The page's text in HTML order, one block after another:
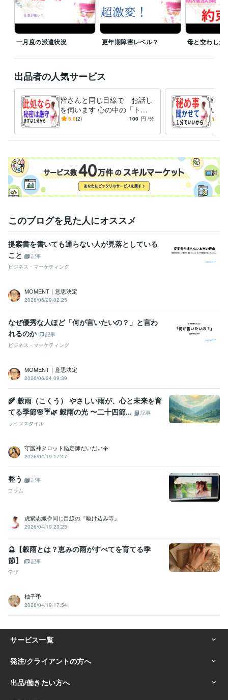
相談料は　１分１００円
大切な「お金」を大事に使って頂く為にも
貴重な時間を悩み事で費やしてしまうのは　何か「損した気分？」
私が「あわ　あわ」と言葉を探している間に
電話　切っちゃってもらっても　大丈夫ですよ。
でも　いきなりだと驚いちゃうかも　なので
「切るよォ！」なんて声を掛けてもらって
一方的に受話器を置いてもらっても　構いませんよ。
注意点として
その道の専門家では　ありません。
＝ココナラブログ＝
エッセー色を解き放ち、
私・虎紫志織の『人＆なり』を　余すことなく知ってもらいたく
受賞歴
あすたいむ倶楽部　　ＬＧＢＴ体験談 あすたいむ倶楽部　　Ｌ
ＧＢＴ体験談 あすたいむ倶楽部　　ＬＧＢＴ体験談
ミリー　メンバー入り
ココナラ　初出品 ココナ
コ
得意分野
悩み相談・カウンセリング
悩み事 専門性不可
悩み相談・カウンセリング 「性同一性障害」に関する体験談
性同一性障害
一月度の派遣状況 更年期障害レベル？ 母と交わした
出品者の人気サービス
皆さんと同じ目線で お話し
を伺います 心の中の「ト
ゲ」を抜く お手伝いをさせ
5.0(2) 100 円 /分
絶対
い事
言い
きま
このブログを見た人にオススメ
提案書を書いても通らない人が見落としている
こと
記事
ビジネス・マーケティング
MOMENT｜意思決定
2026/06/29 02:25
なぜ優秀な人ほど「何が言いたいの？」と言わ
れるのか
記事
ビジネス・マーケティング
MOMENT｜意思決定
2026/06/24 09:39
🌾 穀雨（こくう） やさしい雨が、心と未来を育
てる季節🌸☔🌿 穀雨の光 〜二十四節...
記事
ライフスタイル
守護神タロット鑑定師だいだい☀️
2026/04/19 17:47
整う
記事
コラム
虎紫志織＠同じ目線の『駆け込み寺』
2026/04/19 23:23
🔮【穀雨とは？恵みの雨がすべてを育てる季
節】
記事
学び
柚子季
2026/04/19 17:54